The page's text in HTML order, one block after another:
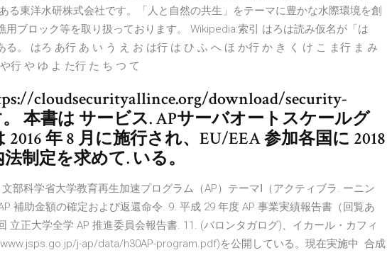
る東洋水研株式会社です。「人と自然の共生」をテーマに豊かな水際環境を創
用ブロック等を取り扱っております。 Wikipedia:索引 はろは読み仮名が「は
る。 はろ あ行 あ い う え お は行 は ひ ふ へ ほ か行 か き く け こ ま行 ま み
行 や ゆ よ た行 た ち つ て
cloudsecurityallince.org/download/security-
。 本書は サービス. APサーバオートスケールグ
年 8 月に施行され、EU/EEA 参加各国に 2018
制定を求めて. いる。
部科学省⼤学教育再⽣加速プログラム（AP）テーマⅠ（アクティブラ. ーニン
補助⾦額の確定および返還命令. 9. 平成 29 年度 AP 事業実績報告書（回覧あ
⽴正⼤学全学 AP 推進委員会報告書. 11. (バロンタガログ)、イカール・カフィ
j-ap/data/h30AP-program.pdf)を公開している。現在実施中 合成